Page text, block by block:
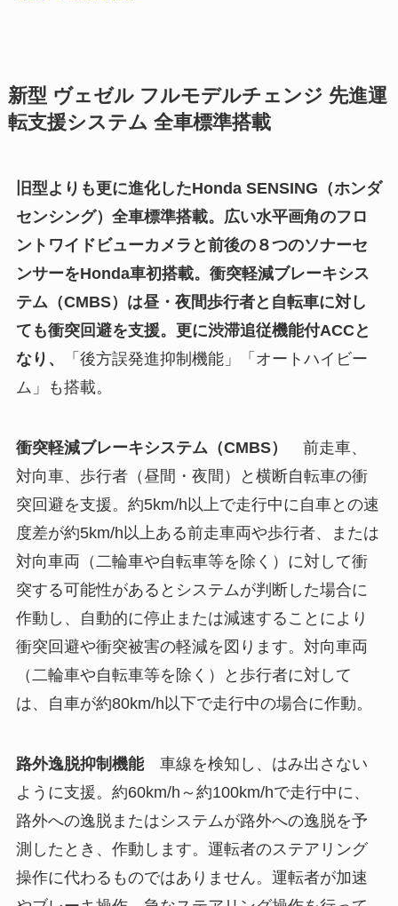
新型 ヴェゼル フルモデルチェンジ 先進運
転支援システム 全車標準搭載
旧型よりも更に進化したHonda SENSING（ホンダ
センシング）全車標準搭載。広い水平画角のフロ
ントワイドビューカメラと前後の８つのソナーセ
ンサーをHonda車初搭載。 衝突軽減ブレーキシス
テム（CMBS）は昼・夜間歩行者と自転車に対し
ても衝突回避を支援。更に渋滞追従機能付ACCと
なり 、
「後方誤発進抑制機能」「オートハイビー
ム」も搭載。
衝突軽減ブレーキシステム（CMBS） 前走車、
対向車、歩行者（昼間・夜間）と横断自転車の衝
突回避を支援。約5km/h以上で走行中に自車との速
度差が約5km/h以上ある前走車両や歩行者、または
対向車両（二輪車や自転車等を除く）に対して衝
突する可能性があるとシステムが判断した場合に
作動し、自動的に停止または減速することにより
衝突回避や衝突被害の軽減を図ります。対向車両
（二輪車や自転車等を除く）と歩行者に対して
は、自車が約80km/h以下で走行中の場合に作動。
路外逸脱抑制機能 車線を検知し、はみ出さない
ように支援。約60km/h～約100km/hで走行中に、
路外への逸脱またはシステムが路外への逸脱を予
測したとき、作動します。運転者のステアリング
操作に代わるものではありません。運転者が加速